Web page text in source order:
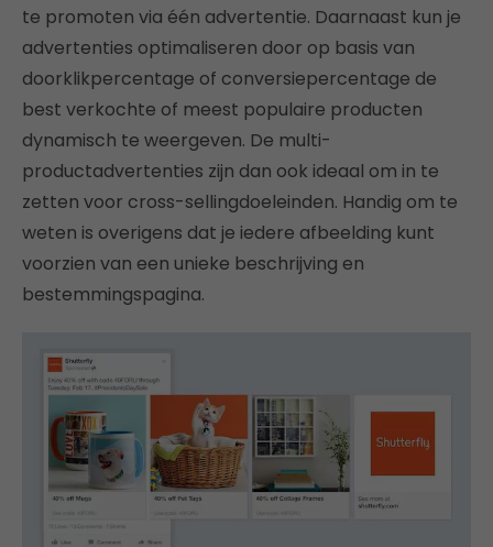
te promoten via één advertentie. Daarnaast kun je
advertenties optimaliseren door op basis van
doorklikpercentage of conversiepercentage de
best verkochte of meest populaire producten
dynamisch te weergeven. De multi-
productadvertenties zijn dan ook ideaal om in te
zetten voor cross-sellingdoeleinden. Handig om te
weten is overigens dat je iedere afbeelding kunt
voorzien van een unieke beschrijving en
bestemmingspagina.